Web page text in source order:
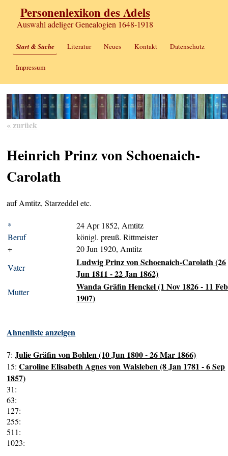
Personenlexikon des Adels
Auswahl adeliger Genealogien 1648-1918
Start & Suche Literatur Neues Kontakt Datenschutz
Impressum
« zurück
Heinrich Prinz von Schoenaich-
Carolath
auf Amtitz, Starzeddel etc.
*
24 Apr 1852, Amtitz
Beruf
königl. preuß. Rittmeister
+
20 Jun 1920, Amtitz
Vater
Ludwig Prinz von Schoenaich-Carolath (26
Jun 1811 - 22 Jan 1862)
Mutter
Wanda Gräfin Henckel (1 Nov 1826 - 11 Feb
1907)
Ahnenliste anzeigen
7:Julie Gräfin von Bohlen (10 Jun 1800 - 26 Mar 1866)
15:Caroline Elisabeth Agnes von Walsleben (8 Jan 1781 - 6 Sep
1857)
31:
63:
127:
255:
511:
1023: